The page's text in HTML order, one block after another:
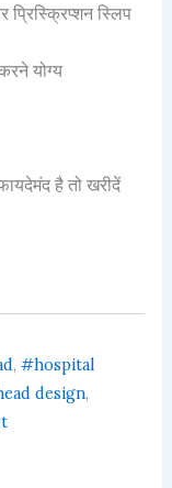
प्रिस्क्रिप्शन स्लिप
योग्य
है तो खरीदें
, #hospital
design,